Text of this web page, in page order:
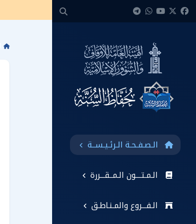
الـصـفـحـة الـرئـيـســة
الـمـتــــون الـمــقـــررة
الـفـــروع والمـنـاطـق